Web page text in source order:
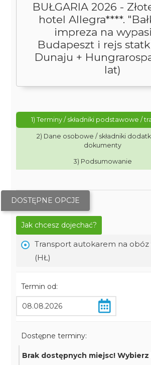
BUŁGARIA 2026 -
hotel Allegra****.
impreza na
Budapeszt i rejs
Dunaju +
lat)
1) Terminy / składniki podstawowe /
2) Dane osobowe / składniki
dokumenty
3) Podsumowanie
DOSTĘPNE OPCJE
Jak chcesz dojechać?
Transport autokarem na obóz
(HŁ)
Termin od:
Dostępne terminy:
Brak dostępnych miejsc!